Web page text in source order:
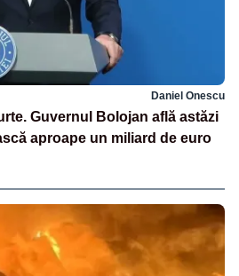
Daniel Onescu
Guvernul Bolojan află astăzi
aproape un miliard de euro